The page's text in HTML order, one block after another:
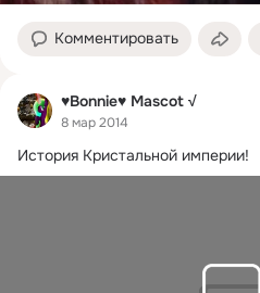
Комментировать
♥Bonnie♥ Mascot √
8 мар 2014
История Кристальной империи!